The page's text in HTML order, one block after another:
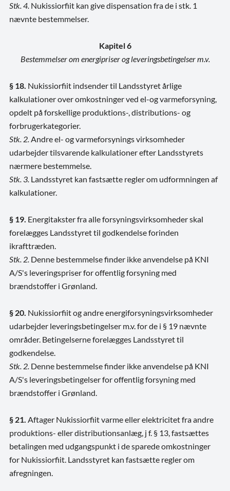
Stk. 4. Nukissiorfiit kan give dispensation fra de i stk. 1
nævnte bestemmelser.
Kapitel 6
Bestemmelser om energipriser og leveringsbetingelser m.v.
§ 18. Nukissiorfiit indsender til Landsstyret årlige
kalkulationer over omkostninger ved el-og varmeforsyning,
opdelt på forskellige produktions-, distributions- og
forbrugerkategorier.
Stk. 2. Andre el- og varmeforsynings virksomheder
udarbejder tilsvarende kalkulationer efter Landsstyrets
nærmere bestemmelse.
Stk. 3. Landsstyret kan fastsætte regler om udformningen af
kalkulationer.
§ 19. Energitakster fra alle forsyningsvirksomheder skal
forelægges Landsstyret til godkendelse forinden
ikrafttræden.
Stk. 2. Denne bestemmelse finder ikke anvendelse på KNI
A/S's leveringspriser for offentlig forsyning med
brændstoffer i Grønland.
§ 20. Nukissiorfiit og andre energiforsyningsvirksomheder
udarbejder leveringsbetingelser m.v. for de i § 19 nævnte
områder. Betingelserne forelægges Landsstyret til
godkendelse.
Stk. 2. Denne bestemmelse finder ikke anvendelse på KNI
A/S's leveringsbetingelser for offentlig forsyning med
brændstoffer i Grønland.
§ 21. Aftager Nukissiorfiit varme eller elektricitet fra andre
produktions- eller distributionsanlæg, j f. § 13, fastsættes
betalingen med udgangspunkt i de sparede omkostninger
for Nukissiorfiit. Landsstyret kan fastsætte regler om
afregningen.